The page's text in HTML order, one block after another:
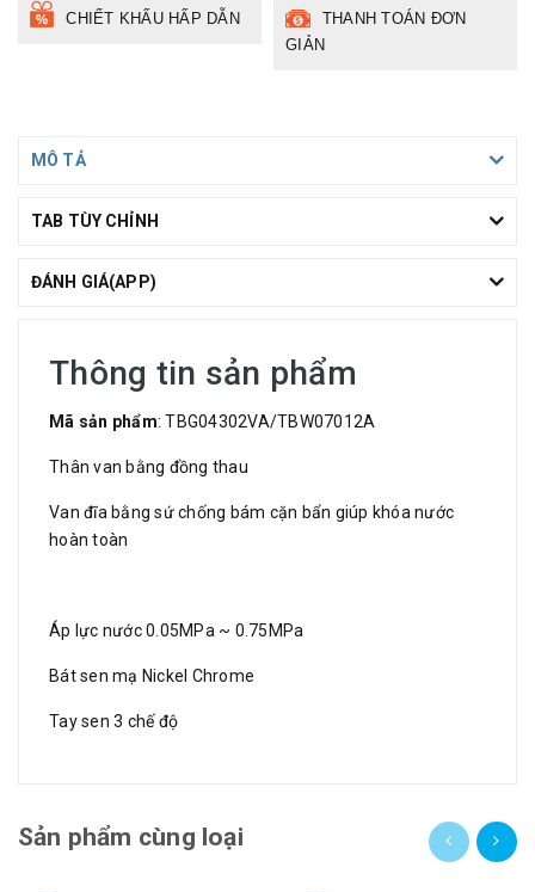
CHIẾT KHẤU HẤP DẪN
THANH TOÁN ĐƠN
GIẢN
MÔ TẢ
TAB TÙY CHỈNH
ĐÁNH GIÁ(APP)
Thông tin sản phẩm
Mã sản phẩm: TBG04302VA/TBW07012A
Thân van bằng đồng thau
Van đĩa bằng sứ chống bám cặn bẩn giúp khóa nước
hoàn toàn
Áp lực nước 0.05MPa ~ 0.75MPa
Bát sen mạ Nickel Chrome
Tay sen 3 chế độ
Sản phẩm cùng loại